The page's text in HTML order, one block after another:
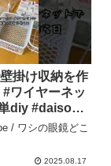
チャンネル
掛け収納を作
diy #daiso購
ワシの眼鏡ど
/ ワシの眼鏡どこ
2025.08.17